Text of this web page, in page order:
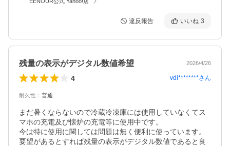
違反報告 いいね 3
残量の表示がデジタル数値希望 2026/4/26
4 vdi********さん
耐久性 ： 普通
まだ暑くならないので冷蔵冷凍庫には使用していなくてス
マホの充電及び懐炉の充電等に使用中です。
今は特に使用に関しては問題は無く便利に使っています。
要望があるとすれば残量の表示がデジタル数値であると良